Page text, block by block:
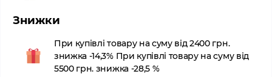
Знижки
При купівлі товару на суму від 2400 грн.
знижка -14,3% При купівлі товару на суму від
5500 грн. знижка -28,5 %